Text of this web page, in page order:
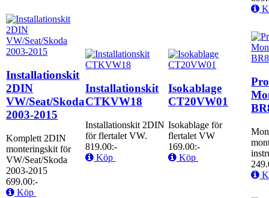
Installationskit
2DIN
VW/Seat/Skoda
2003-2015
Komplett 2DIN
monteringskit för
VW/Seat/Skoda
2003-2015
699.00:-
Köp
Installationskit
CTKVW18
Installationskit 2DIN
för flertalet VW.
819.00:-
Köp
Isokablage
CT20VW01
Isokablage för
flertalet VW
169.00:-
Köp